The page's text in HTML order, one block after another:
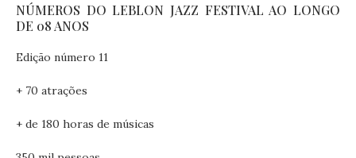
NÚMEROS DO LEBLON JAZZ FESTIVAL AO LONGO
DE 08 ANOS
Edição número 11
+ 70 atrações
+ de 180 horas de músicas